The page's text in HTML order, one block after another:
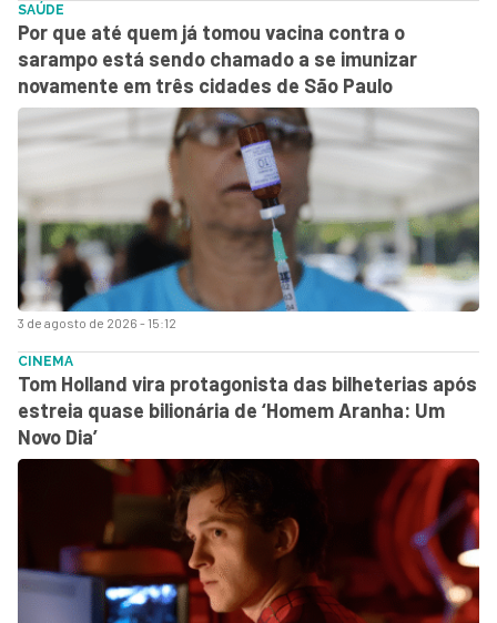
3 de agosto de 2026 - 15:12
SAÚDE
Por que até quem já tomou vacina contra o
sarampo está sendo chamado a se imunizar
novamente em três cidades de São Paulo
CINEMA
Tom Holland vira protagonista das bilheterias após
estreia quase bilionária de ‘Homem Aranha: Um
Novo Dia’